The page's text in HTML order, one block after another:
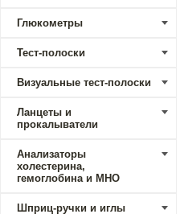
Глюкометры
Тест-полоски
Визуальные тест-полоски
Ланцеты и
прокалыватели
Анализаторы
холестерина,
гемоглобина и МНО
Шприц-ручки и иглы